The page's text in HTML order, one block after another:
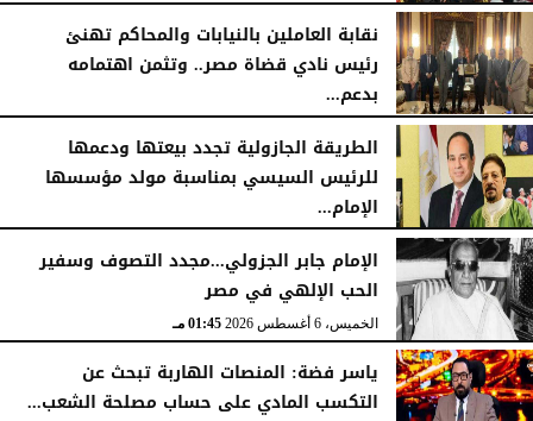
الجمعة، 7 أغسطس 2026
نقابة العاملين بالنيابات والمحاكم تهنئ
رئيس نادي قضاة مصر.. وتثمن اهتمامه
بدعم...
الخميس، 6 أغسطس 2026
الطريقة الجازولية تجدد بيعتها ودعمها
للرئيس السيسي بمناسبة مولد مؤسسها
الإمام...
الخميس، 6 أغسطس 2026
الإمام جابر الجزولي...مجدد التصوف وسفير
الحب الإلهي في مصر
الخميس، 6 أغسطس 2026 01:45 مـ
ياسر فضة: المنصات الهاربة تبحث عن
التكسب المادي على حساب مصلحة الشعب...